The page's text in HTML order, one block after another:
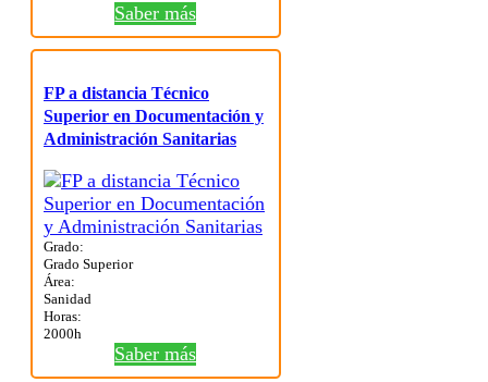
Saber más
FP a distancia Técnico
Superior en Documentación y
Administración Sanitarias
Grado:
Grado Superior
Área:
Sanidad
Horas:
2000h
Saber más